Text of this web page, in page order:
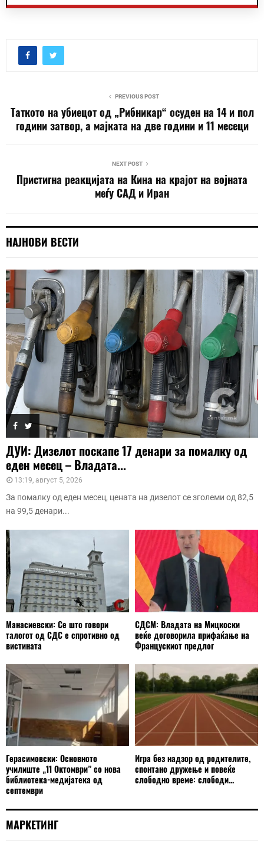
PREVIOUS POST
Таткото на убиецот од „Рибникар“ осуден на 14 и пол
години затвор, а мајката на две години и 11 месеци
NEXT POST
Пристигна реакцијата на Кина на крајот на војната
меѓу САД и Иран
НАЈНОВИ ВЕСТИ
ДУИ: Дизелот поскапе 17 денари за помалку од
еден месец – Владата...
13:19, август 5, 2026
За помалку од еден месец, цената на дизелот се зголеми од 82,5
на 99,5 денари...
Манасиевски: Се што говори
талогот од СДС е спротивно од
вистината
СДСМ: Владата на Мицкоски
веќе договорила прифаќање на
Францускиот предлог
Герасимовски: Основното
училиште „11 Октомври” со нова
библиотека-медијатека од
септември
Игра без надзор од родителите,
спонтано дружење и повеќе
слободно време: слободи...
МАРКЕТИНГ